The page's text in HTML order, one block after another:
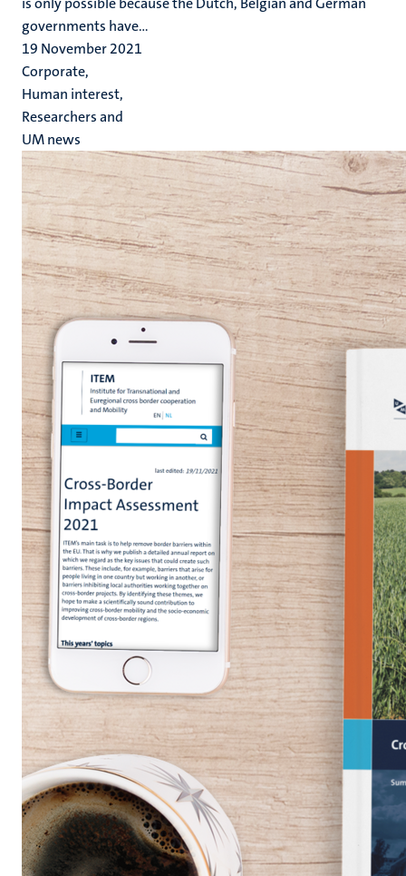
governments have...
19 November 2021
Corporate,
Human interest,
Researchers and
UM news